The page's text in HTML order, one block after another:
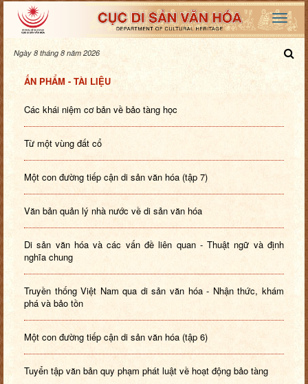
Ngày 8 tháng 8 năm 2026
ẤN PHẨM - TÀI LIỆU
Các khái niệm cơ bản về bảo tàng học
Từ một vùng đất cổ
Một con đường tiếp cận di sản văn hóa (tập 7)
Văn bản quản lý nhà nước về di sản văn hóa
Di sản văn hóa và các vấn đề liên quan - Thuật ngữ và định
nghĩa chung
Truyền thống Việt Nam qua di sản văn hóa - Nhận thức, khám
phá và bảo tồn
Một con đường tiếp cận di sản văn hóa (tập 6)
Tuyển tập văn bản quy phạm phát luật về hoạt động bảo tàng